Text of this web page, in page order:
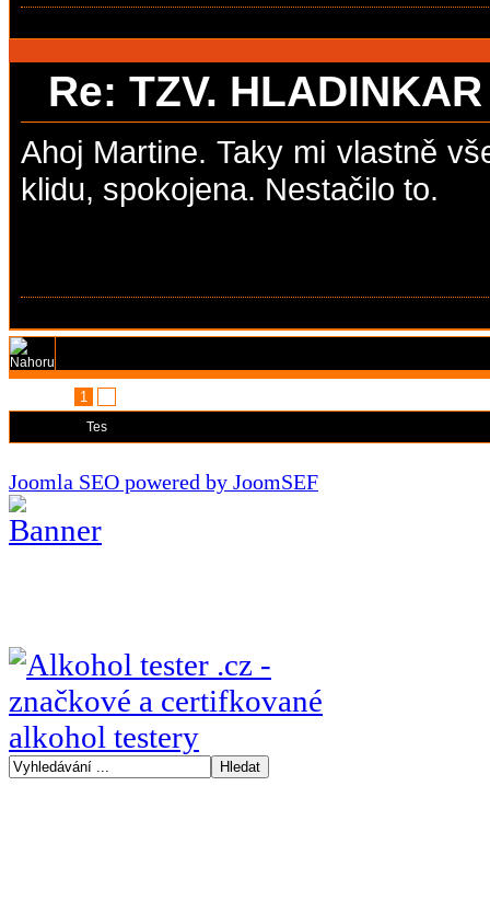
Re: TZV.
Ahoj Martine. Taky mi vlastně
klidu, spokojena. Nestačilo to.
1
Tes
Joomla SEO powered by JoomSEF